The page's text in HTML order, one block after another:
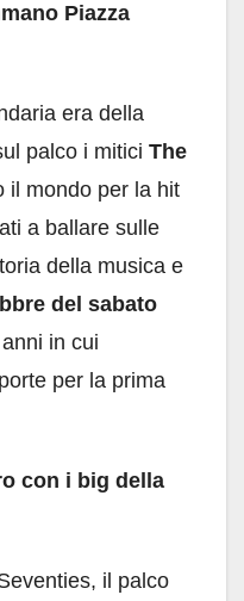
Piazza
era della
palco i mitici The
il mondo per la hit
a ballare sulle
della musica e
del sabato
in cui
per la prima
con i big della
il palco